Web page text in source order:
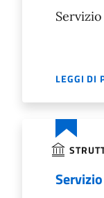
LEGGI DI